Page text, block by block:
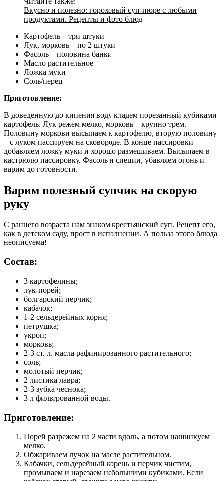
Вкусно и полезно: гороховый суп-пюре с любыми
продуктами. Рецепты и фото блюд
Картофель – три штуки
Лук, морковь – по 2 штуки
Фасоль – половина банки
Масло растительное
Ложка муки
Соль/перец
Приготовление:
В доведенную до кипения воду кладем порезанный кубиками
картофель. Лук режем мелко, морковь – крупно трем.
Половину моркови высыпаем к картофелю, вторую половину
– с луком пассируем на сковороде. В конце пассировки
добавляем ложку муки и хорошо размешиваем. Высыпаем в
кастрюлю пассировку. Фасоль и специи, убавляем огонь и
варим до готовности.
Варим полезный супчик на скорую
руку
С раннего возраста нам знаком крестьянский суп. Рецепт его,
как в детском саду, прост в исполнении. А польза этого блюда
неописуема!
Состав:
3 картофелины;
лук-порей;
болгарский перчик;
кабачок;
1-2 сельдерейных корня;
петрушка;
укроп;
морковь;
2-3 ст. л. масла рафинированного растительного;
соль;
молотый перчик;
2 листика лавра;
2-3 зубка чеснока;
3 л фильтрованной воды.
Приготовление:
Порей разрежем на 2 части вдоль, а потом нашинкуем
мелко.
Обжариваем лучок на масле растительном.
Кабачки, сельдерейный корень и перчик чистим,
промываем и нарезаем небольшими кубиками. Если